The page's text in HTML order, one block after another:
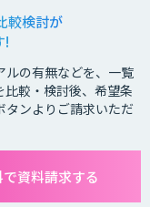
較検討が
!
ルの有無などを、一覧
較・検討後、希望条
ンよりご請求いただ
資料請求する